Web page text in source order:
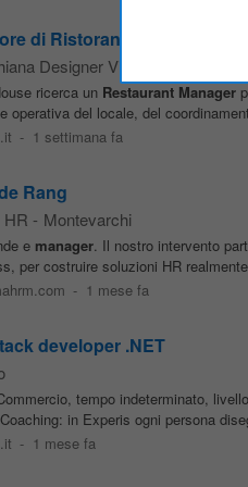
di Ristorante Restaurant
Designer Village Foiano
ricerca un Restaurant Manager
operativa del locale, del
- 1 settimana fa
Rang
HR - Montevarchi
e manager. Il nostro intervento
per costruire soluzioni HR
- 1 mese fa
developer .NET
tempo indeterminato,
in Experis ogni persona
- 1 mese fa